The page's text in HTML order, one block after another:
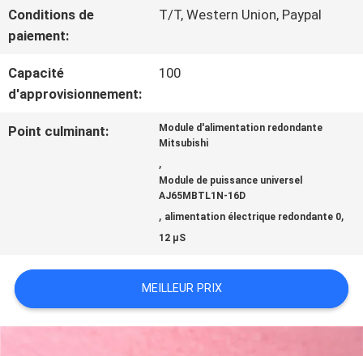
DE
LA
QUALITÉ
TOUS
LES
Conditions de
paiement:
T/T, Western Union, Paypal
Capacité
d'approvisionnement:
100
Point culminant:
Module d'alimentation redondante
Mitsubishi
,
Module de puissance universel
AJ65MBTL1N-16D
, alimentation électrique redondante 0,
12 μS
MEILLEUR PRIX